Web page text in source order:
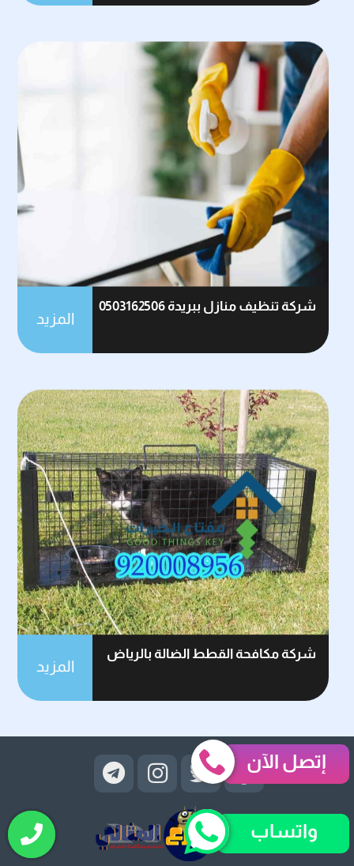
شركة تنظيف منازل ببريدة 0503162506
المزيد
شركة مكافحة القطط الضالة بالرياض
المزيد
إتصل الآن
واتساب